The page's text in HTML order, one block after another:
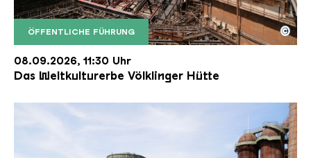
ÖFFENTLICHE FÜHRUNG
Der Erzschrägaufzug der Völklinger Hütte mit
Copyright: Weltkulturerbe Völklinger Hütte | Karl
©
08.09.2026, 11:30 Uhr
Das Weltkulturerbe Völklinger Hütte